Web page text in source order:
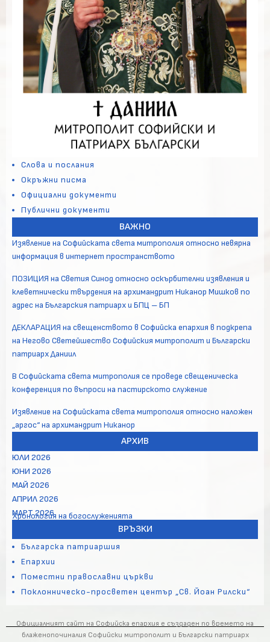
Слова и послания
Окръжни писма
Официални документи
Публични документи
ВАЖНО
Изявление на Софийската света митрополия относно невярна
информация в интернет пространството
ПОЗИЦИЯ на Светия Синод относно оскърбителни изявления и
клеветнически твърдения на архимандрит Никанор Мишков по
адрес на Българския патриарх и БПЦ – БП
ДЕКЛАРАЦИЯ на свещенството в Софийска епархия в подкрепа
на Негово Светейшество Софийския митрополит и Български
патриарх Даниил
В Софийската света митрополия се проведе свещеническа
конференция по въпроси на пастирското служение
Изявление на Софийската света митрополия относно наложен
„аргос“ на архимандрит Никанор
АРХИВ
ЮЛИ 2026
ЮНИ 2026
МАЙ 2026
АПРИЛ 2026
МАРТ 2026
Хронология на богослуженията
ВРЪЗКИ
Българска патриаршия
Епархии
Поместни православни църкви
Поклонническо-просветен център „Св. Йоан Рилски“
Официалният сайт на Софийска епархия е създаден по времето на
блаженопочиналия Софийски митрополит и Български патриарх